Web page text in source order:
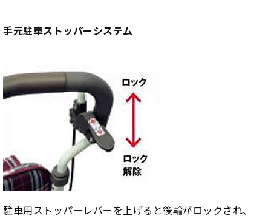
手元駐車ストッパーシステム
駐車用ストッパーレバーを上げると後輪がロックされ、